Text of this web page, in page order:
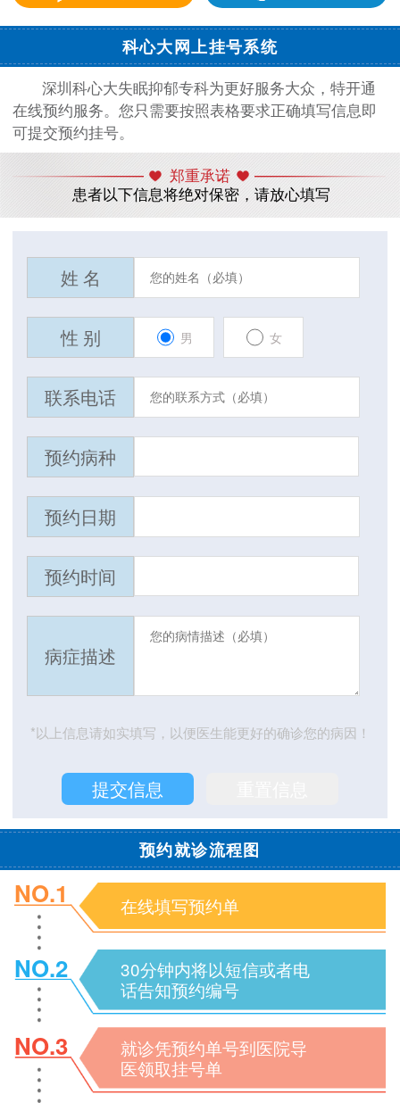
科心大网上挂号系统
深圳科心大失眠抑郁专科为更好服务大众，特开通
在线预约服务。您只需要按照表格要求正确填写信息即
可提交预约挂号。
郑重承诺
患者以下信息将绝对保密，请放心填写
姓 名
性 别 男 女
联系电话
预约病种
预约日期
预约时间
病症描述
*以上信息请如实填写，以便医生能更好的确诊您的病因！
预约就诊流程图
NO.1 在线填写预约单
NO.2
30分钟内将以短信或者电
话告知预约编号
NO.3
就诊凭预约单号到医院导
医领取挂号单